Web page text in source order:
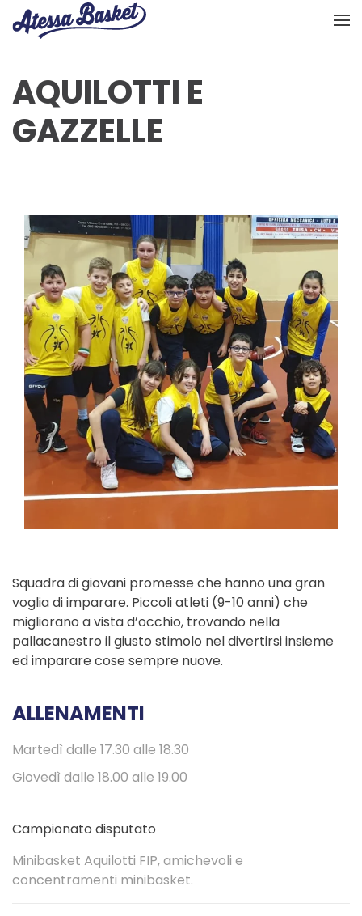
AQUILOTTI E
GAZZELLE
Squadra di giovani promesse che hanno una gran
voglia di imparare. Piccoli atleti (9-10 anni) che
migliorano a vista d’occhio, trovando nella
pallacanestro il giusto stimolo nel divertirsi insieme
ed imparare cose sempre nuove.
ALLENAMENTI
Martedì dalle 17.30 alle 18.30
Giovedì dalle 18.00 alle 19.00
Campionato disputato
Minibasket Aquilotti FIP, amichevoli e
concentramenti minibasket.